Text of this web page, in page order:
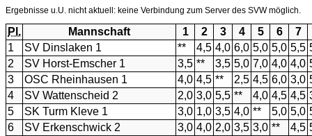
Ergebnisse u.U. nicht aktuell: keine Verbindung zum Server des SVW möglich.
Pl. Mannschaft 1 2 3 4 5 6
7
1
SV Dinslaken 1 ** 4,5 4,0 6,0 5,0 5,0 5,5
2
SV Horst-Emscher 1 3,5 ** 3,5 5,0 7,0 4,0 4,0
3
OSC Rheinhausen 1 4,0 4,5 ** 2,5 4,5 6,0 3,0
4
SV Wattenscheid 2 2,0 3,0 5,5 ** 4,0 4,5 4,5
5
SK Turm Kleve 1 3,0 1,0 3,5 4,0 ** 5,0 5,0
6
SV Erkenschwick 2 3,0 4,0 2,0 3,5 3,0 ** 4,5